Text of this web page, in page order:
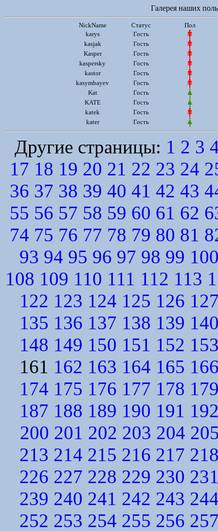
Галерея наших
NickName Статус
Пол
karys
Гость
kasjak
Гость
Kasper
Гость
kaspersky
Гость
kastor
Гость
kasymbayev
Гость
Kat
Гость
KATE
Гость
katek
Гость
kater
Гость
Другие страницы: 1 2 3
17 18 19 20 21 22 23 24
36 37 38 39 40 41 42 43
55 56 57 58 59 60 61 62
74 75 76 77 78 79 80 81
93 94 95 96 97 98 99
108 109 110 111 112 113
122 123 124 125 126
135 136 137 138 139
148 149 150 151 152
161 162 163 164 165
174 175 176 177 178
187 188 189 190 191
200 201 202 203 204
213 214 215 216 217
226 227 228 229 230
239 240 241 242 243
252 253 254 255 256